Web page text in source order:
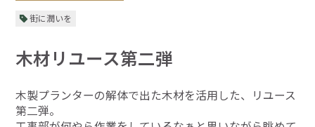
街に潤いを
木材リユース第二弾
木製プランターの解体で出た木材を活用した、リユース
第二弾。